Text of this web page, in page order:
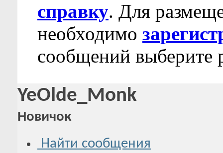
справку. Для
необходимо
сообщений выберите
YeOlde_Monk
Новичок
Найти сообщения